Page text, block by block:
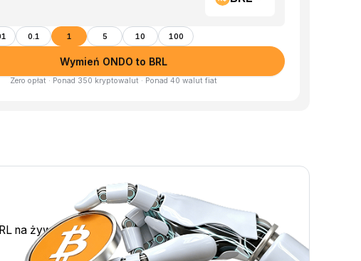
0.1 1 5 10 100
Wymień ONDO to BRL
Zero opłat · Ponad 350 kryptowalut · Ponad 40 walut fiat
na żywo.